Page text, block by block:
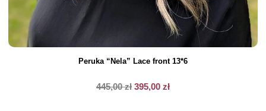
Peruka “Nela” Lace front 13*6
445,00zł 395,00 zł